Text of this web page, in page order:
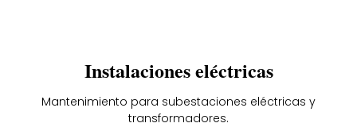
Instalaciones eléctricas
Mantenimiento para subestaciones eléctricas y
transformadores.